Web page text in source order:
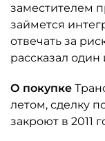
заместителем
займется
отвечать за
рассказал
О покупке
летом, сделку
закроют в 2011